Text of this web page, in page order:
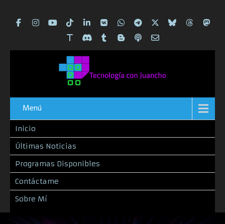
Menú
Inicio
Últimas Noticias
Programas Disponibles
Contáctame
Sobre Mí